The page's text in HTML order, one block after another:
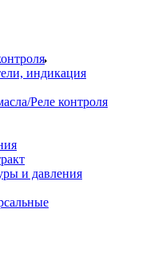
индикация
Реле контроля
и давления